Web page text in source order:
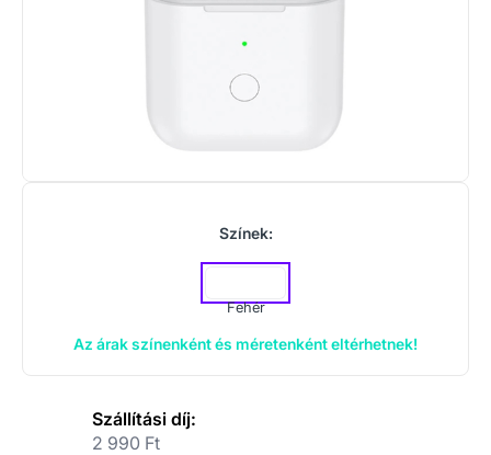
Színek:
Fehér
Az árak színenként és méretenként eltérhetnek!
Szállítási díj:
2 990 Ft